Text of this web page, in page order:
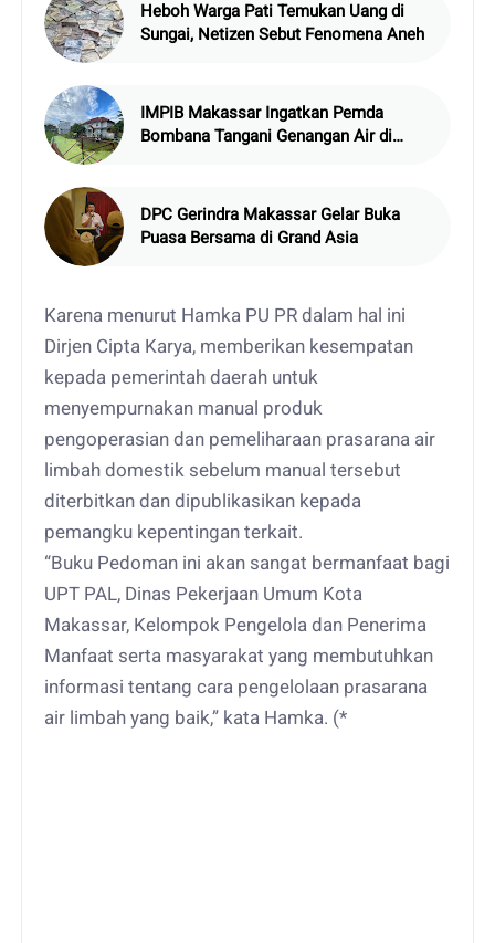
Heboh Warga Pati Temukan Uang di
Sungai, Netizen Sebut Fenomena Aneh
IMPIB Makassar Ingatkan Pemda
Bombana Tangani Genangan Air di
DPC Gerindra Makassar Gelar Buka
Puasa Bersama di Grand Asia
Karena menurut Hamka PU PR dalam hal ini
Dirjen Cipta Karya, memberikan kesempatan
kepada pemerintah daerah untuk
menyempurnakan manual produk
pengoperasian dan pemeliharaan prasarana air
limbah domestik sebelum manual tersebut
diterbitkan dan dipublikasikan kepada
pemangku kepentingan terkait.
“Buku Pedoman ini akan sangat bermanfaat bagi
UPT PAL, Dinas Pekerjaan Umum Kota
Makassar, Kelompok Pengelola dan Penerima
Manfaat serta masyarakat yang membutuhkan
informasi tentang cara pengelolaan prasarana
air limbah yang baik,” kata Hamka. (*